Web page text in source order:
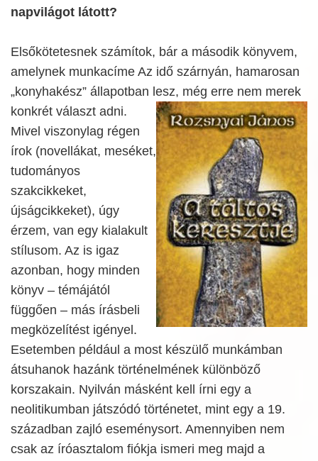
napvilágot látott?
Elsőkötetesnek számítok, bár a második könyvem,
amelynek munkacíme Az idő szárnyán, hamarosan
„konyhakész” állapotban lesz, még erre nem merek
konkrét választ adni.
Mivel viszonylag régen
írok (novellákat, meséket,
tudományos
szakcikkeket,
újságcikkeket), úgy
érzem, van egy kialakult
stílusom. Az is igaz
azonban, hogy minden
könyv – témájától
függően – más írásbeli
megközelítést igényel.
Esetemben például a most készülő munkámban
átsuhanok hazánk történelmének különböző
korszakain. Nyilván másként kell írni egy a
neolitikumban játszódó történetet, mint egy a 19.
században zajló eseménysort. Amennyiben nem
csak az íróasztalom fiókja ismeri meg majd a